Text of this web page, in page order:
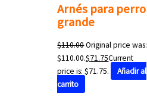
Arnés para perro
grande
$110.00Original price was:
$110.00.$71.75Current
price is: $71.75.
Añadir al
carrito